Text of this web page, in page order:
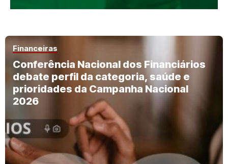
Financeiras
Conferência Nacional dos Financiários
debate perfil da categoria, saúde e
prioridades da Campanha Nacional
2026